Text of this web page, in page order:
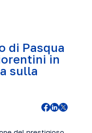
di Pasqua
in
sulla